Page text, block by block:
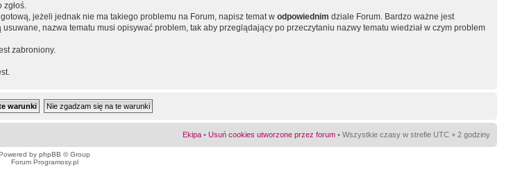
jeżeli jednak nie ma takiego problemu na Forum, napisz temat w odpowiednim dziale Forum. Bardzo ważne jest
nazwa tematu musi opisywać problem, tak aby przeglądający po przeczytaniu nazwy tematu wiedział w czym problem
zabroniony.
Ekipa • Usuń cookies utworzone przez forum • Wszystkie czasy w strefie UTC + 2 godziny
by phpBB © Group
Forum Programosy.pl